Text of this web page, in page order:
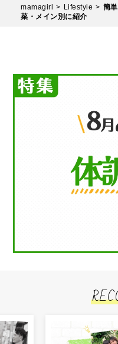
mamagirl Lifestyle
簡
菜・メイン別に紹介